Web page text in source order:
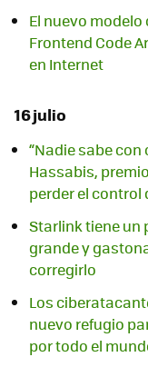
El nuevo modelo
Frontend Code
en Internet
16 julio
“Nadie sabe con
Hassabis,
perder el control
Starlink tiene un
grande y
corregirlo
Los
nuevo refugio
por todo el